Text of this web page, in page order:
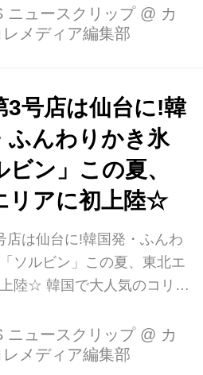
ーサリー新商品が登場しま
上陸の「チョコモンスタ
ソルビン)」 1周年を記念
でも話題沸騰となった『チ
ターソルビン』(1,200円)が
陸! 東京のSULBING
、福岡のSULBING
での期間限定・数量限定で
す☆ 韓国でも話題のモン
ニュースクリップ @ カ
レメディア編集部
3号店は仙台に!韓
ふんわりかき氷
ビン」この夏、
リアに初上陸☆
店は仙台に!韓国発・ふんわ
ソルビン」この夏、東北エ
陸☆ 韓国で大人気のコリア
カフェ 「SULBING(ソルビ
第3号店が7月、仙台にオ
す! 一大ブームを巻き起こ
ニュースクリップ @ カ
レメディア編集部